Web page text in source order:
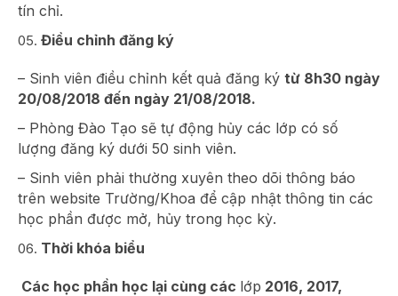
tín chỉ.
Điều chỉnh đăng ký
– Sinh viên điều chỉnh kết quả đăng ký từ 8h30 ngày
20/08/2018 đến ngày 21/08/2018.
– Phòng Đào Tạo sẽ tự động hủy các lớp có số
lượng đăng ký dưới 50 sinh viên.
– Sinh viên phải thường xuyên theo dõi thông báo
trên website Trường/Khoa để cập nhật thông tin các
học phần được mở, hủy trong học kỳ.
Thời khóa biểu
Các học phần học lại cùng các lớp 2016, 2017,